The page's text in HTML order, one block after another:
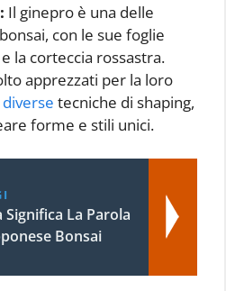
Il ginepro è una delle
con le sue foglie
la corteccia rossastra.
apprezzati per la loro
diverse tecniche di shaping,
forme e stili unici.
Significa La Parola
Bonsai